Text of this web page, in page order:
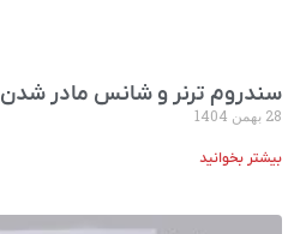
سندروم ترنر و شانس مادر شدن
28 بهمن 1404
بیشتر بخوانید